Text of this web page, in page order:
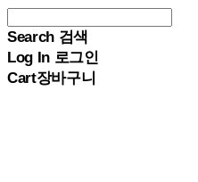
Search 검색
Log In 로그인
Cart장바구니